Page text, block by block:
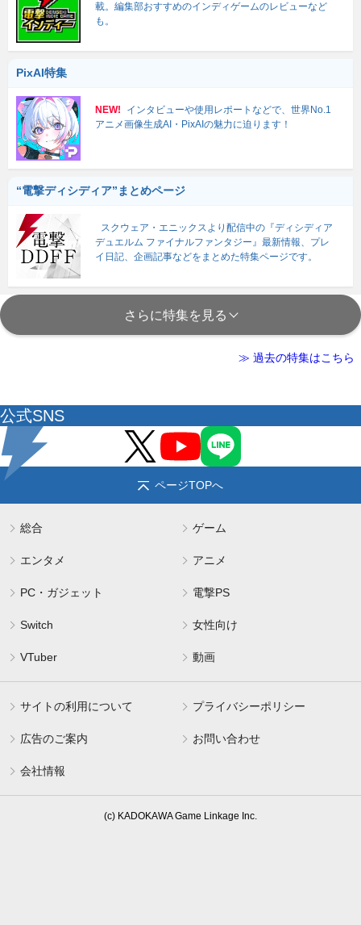
載。編集部おすすめのインディゲームのレビューなど
も。
PixAI特集
NEW!
インタビューや使用レポートなどで、世界No.1
アニメ画像生成AI・PixAIの魅力に迫ります！
“電撃ディシディア”まとめページ
スクウェア・エニックスより配信中の『ディシディア
デュエルム ファイナルファンタジー』最新情報、プレ
イ日記、企画記事などをまとめた特集ページです。
さらに特集を見る
≫ 過去の特集はこちら
公式SNS
ページTOPへ
総合 ゲーム
エンタメ アニメ
PC・ガジェット 電撃PS
Switch 女性向け
VTuber 動画
サイトの利用について プライバシーポリシー
広告のご案内 お問い合わせ
会社情報
(c) KADOKAWA Game Linkage Inc.